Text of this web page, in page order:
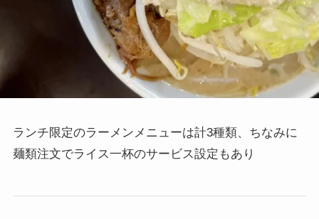
ランチ限定のラーメンメニューは計3種類、ちなみに
麺類注文でライス一杯のサービス設定もあり